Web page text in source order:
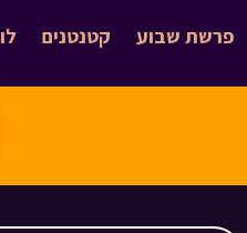
קטנטנים פרשת שבוע